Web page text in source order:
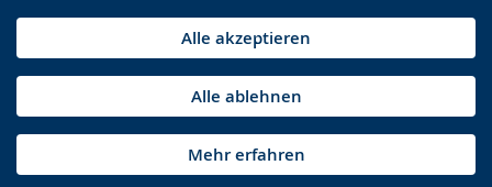
Alle akzeptieren
Alle ablehnen
Mehr erfahren